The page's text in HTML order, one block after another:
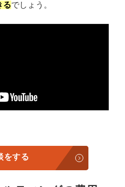
るでしょう。
をする